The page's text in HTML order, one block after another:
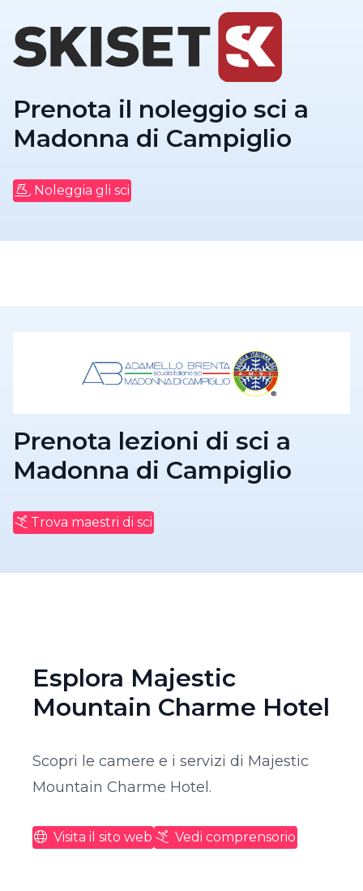
Prenota il noleggio sci a
Madonna di Campiglio
Noleggia gli sci
Prenota lezioni di sci a
Madonna di Campiglio
Trova maestri di sci
Esplora Majestic
Mountain Charme Hotel
Scopri le camere e i servizi di Majestic
Mountain Charme Hotel.
Visita il sito web Vedi comprensorio